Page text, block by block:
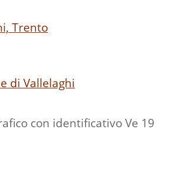
Trento
di Vallelaghi
con identificativo Ve 19